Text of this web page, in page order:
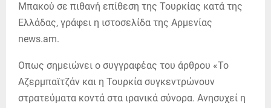
Μπακού σε πιθανή επίθεση της Τουρκίας κατά της
Ελλάδας, γράφει η ιστοσελίδα της Αρμενίας
news.am.
Οπως σημειώνει ο συγγραφέας του άρθρου «Το
Αζερμπαϊτζάν και η Τουρκία συγκεντρώνουν
στρατεύματα κοντά στα ιρανικά σύνορα. Ανησυχεί η